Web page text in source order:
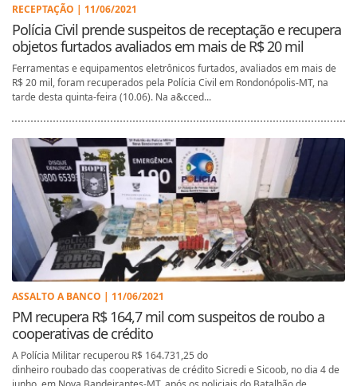
RECEPTAÇÃO | 11/06/2021
Polícia Civil prende suspeitos de receptação e recupera
objetos furtados avaliados em mais de R$ 20 mil
Ferramentas e equipamentos eletrônicos furtados, avaliados em mais de
R$ 20 mil, foram recuperados pela Polícia Civil em Rondonópolis-MT, na
tarde desta quinta-feira (10.06). Na a&cced...
ASSALTO A BANCO | 11/06/2021
PM recupera R$ 164,7 mil com suspeitos de roubo a
cooperativas de crédito
A Polícia Militar recuperou R$ 164.731,25 do
dinheiro roubado das cooperativas de crédito Sicredi e Sicoob, no dia 4 de